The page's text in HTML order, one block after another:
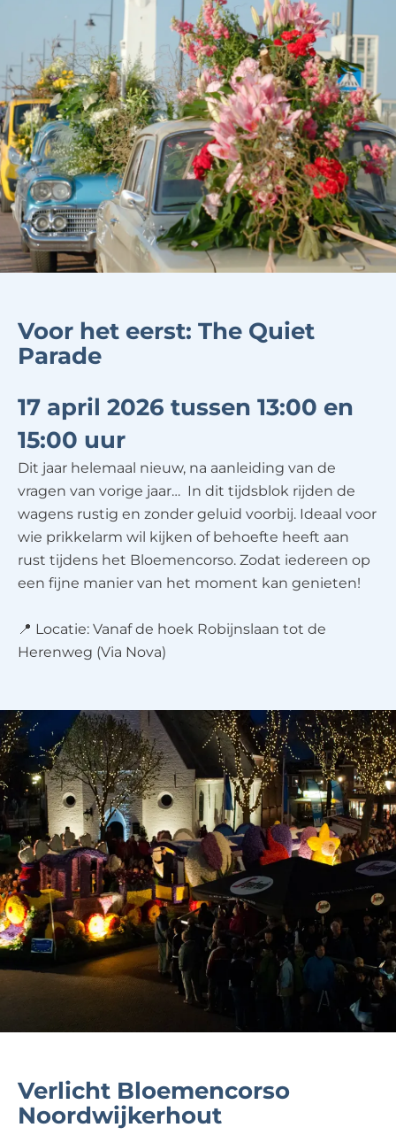
Voor het eerst: The Quiet
Parade
17 april 2026 tussen 13:00 en
15:00 uur
Dit jaar helemaal nieuw, na aanleiding van de
vragen van vorige jaar… In dit tijdsblok rijden de
wagens rustig en zonder geluid voorbij. Ideaal voor
wie prikkelarm wil kijken of behoefte heeft aan
rust tijdens het Bloemencorso. Zodat iedereen op
een fijne manier van het moment kan genieten!
📍 Locatie: Vanaf de hoek Robijnslaan tot de
Herenweg (Via Nova)
Verlicht Bloemencorso
Noordwijkerhout